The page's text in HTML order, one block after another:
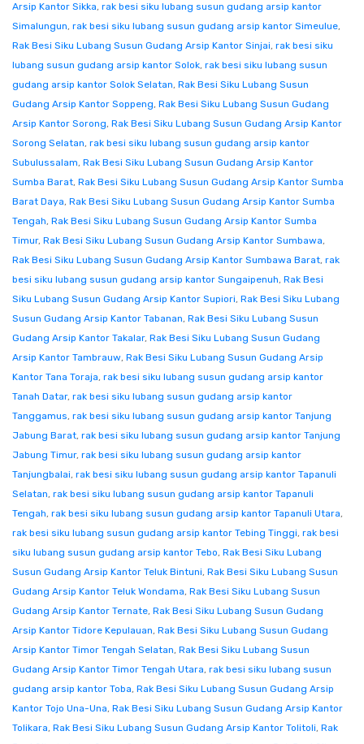
Arsip Kantor Sikka, rak besi siku lubang susun gudang arsip kantor
Simalungun, rak besi siku lubang susun gudang arsip kantor Simeulue,
Rak Besi Siku Lubang Susun Gudang Arsip Kantor Sinjai, rak besi siku
lubang susun gudang arsip kantor Solok, rak besi siku lubang susun
gudang arsip kantor Solok Selatan, Rak Besi Siku Lubang Susun
Gudang Arsip Kantor Soppeng, Rak Besi Siku Lubang Susun Gudang
Arsip Kantor Sorong, Rak Besi Siku Lubang Susun Gudang Arsip Kantor
Sorong Selatan, rak besi siku lubang susun gudang arsip kantor
Subulussalam, Rak Besi Siku Lubang Susun Gudang Arsip Kantor
Sumba Barat, Rak Besi Siku Lubang Susun Gudang Arsip Kantor Sumba
Barat Daya, Rak Besi Siku Lubang Susun Gudang Arsip Kantor Sumba
Tengah, Rak Besi Siku Lubang Susun Gudang Arsip Kantor Sumba
Timur, Rak Besi Siku Lubang Susun Gudang Arsip Kantor Sumbawa,
Rak Besi Siku Lubang Susun Gudang Arsip Kantor Sumbawa Barat, rak
besi siku lubang susun gudang arsip kantor Sungaipenuh, Rak Besi
Siku Lubang Susun Gudang Arsip Kantor Supiori, Rak Besi Siku Lubang
Susun Gudang Arsip Kantor Tabanan, Rak Besi Siku Lubang Susun
Gudang Arsip Kantor Takalar, Rak Besi Siku Lubang Susun Gudang
Arsip Kantor Tambrauw, Rak Besi Siku Lubang Susun Gudang Arsip
Kantor Tana Toraja, rak besi siku lubang susun gudang arsip kantor
Tanah Datar, rak besi siku lubang susun gudang arsip kantor
Tanggamus, rak besi siku lubang susun gudang arsip kantor Tanjung
Jabung Barat, rak besi siku lubang susun gudang arsip kantor Tanjung
Jabung Timur, rak besi siku lubang susun gudang arsip kantor
Tanjungbalai, rak besi siku lubang susun gudang arsip kantor Tapanuli
Selatan, rak besi siku lubang susun gudang arsip kantor Tapanuli
Tengah, rak besi siku lubang susun gudang arsip kantor Tapanuli Utara,
rak besi siku lubang susun gudang arsip kantor Tebing Tinggi, rak besi
siku lubang susun gudang arsip kantor Tebo, Rak Besi Siku Lubang
Susun Gudang Arsip Kantor Teluk Bintuni, Rak Besi Siku Lubang Susun
Gudang Arsip Kantor Teluk Wondama, Rak Besi Siku Lubang Susun
Gudang Arsip Kantor Ternate, Rak Besi Siku Lubang Susun Gudang
Arsip Kantor Tidore Kepulauan, Rak Besi Siku Lubang Susun Gudang
Arsip Kantor Timor Tengah Selatan, Rak Besi Siku Lubang Susun
Gudang Arsip Kantor Timor Tengah Utara, rak besi siku lubang susun
gudang arsip kantor Toba, Rak Besi Siku Lubang Susun Gudang Arsip
Kantor Tojo Una-Una, Rak Besi Siku Lubang Susun Gudang Arsip Kantor
Tolikara, Rak Besi Siku Lubang Susun Gudang Arsip Kantor Tolitoli, Rak